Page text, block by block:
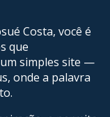
Costa, você é
que
simples site —
onde a palavra